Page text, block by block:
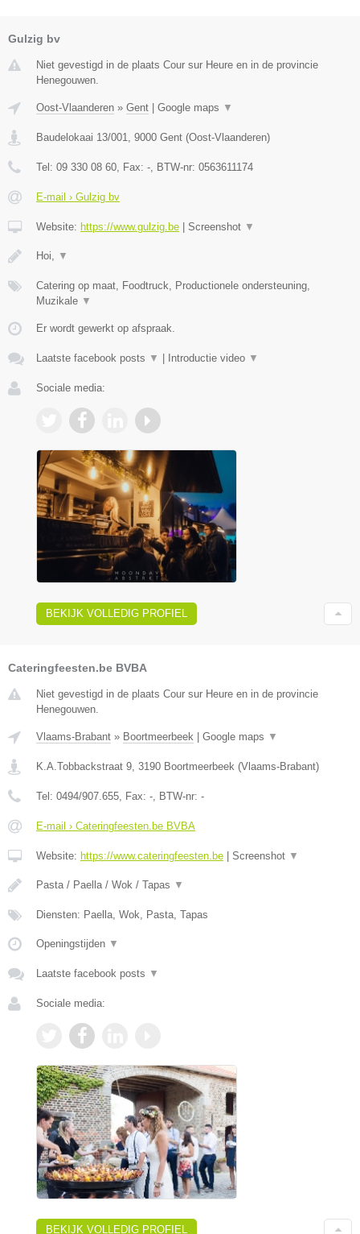
Gulzig bv
Niet gevestigd in de plaats Cour sur Heure en in de provincie
Henegouwen.
Oost-Vlaanderen » Gent Google maps ▼
Baudelokaai 13/001 9000 Gent (Oost-Vlaanderen)
Tel: 09 330 08 60 , Fax: - , BTW-nr: 0563611174
E-mail › Gulzig bv
Website: https://www.gulzig.be Screenshot ▼
Hoi, ▼
Catering op maat, Foodtruck, Productionele ondersteuning,
Muzikale ▼
Er wordt gewerkt op afspraak.
Laatste facebook posts ▼ Introductie video ▼
Sociale media:
BEKIJK VOLLEDIG PROFIEL
Cateringfeesten.be BVBA
Niet gevestigd in de plaats Cour sur Heure en in de provincie
Henegouwen.
Vlaams-Brabant » Boortmeerbeek Google maps ▼
K.A.Tobbackstraat 9, 3190 Boortmeerbeek (Vlaams-Brabant)
Tel: 0494/907.655, Fax: -, BTW-nr: -
E-mail › Cateringfeesten.be BVBA
Website: https://www.cateringfeesten.be Screenshot ▼
Pasta / Paella / Wok / Tapas ▼
Diensten: Paella, Wok, Pasta, Tapas
Openingstijden ▼
Laatste facebook posts ▼
Sociale media:
BEKIJK VOLLEDIG PROFIEL